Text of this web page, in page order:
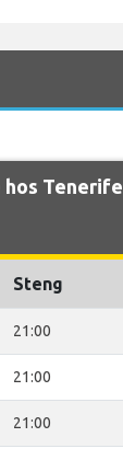
hos Tenerife
Steng
21:00
21:00
21:00